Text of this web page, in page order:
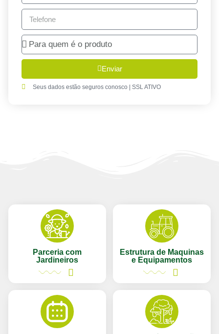
Enviar
Seus dados estão seguros conosco | SSL ATIVO
Parceria com
Jardineiros
Estrutura de Maquinas
e Equipamentos